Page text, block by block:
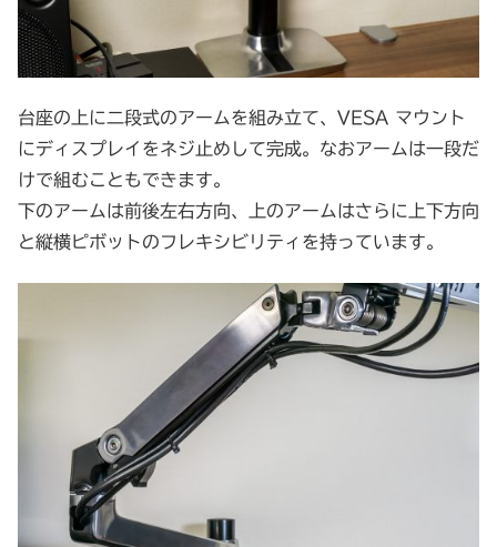
台座の上に二段式のアームを組み立て、VESA マウント
にディスプレイをネジ止めして完成。なおアームは一段だ
けで組むこともできます。
下のアームは前後左右方向、上のアームはさらに上下方向
と縦横ピボットのフレキシビリティを持っています。